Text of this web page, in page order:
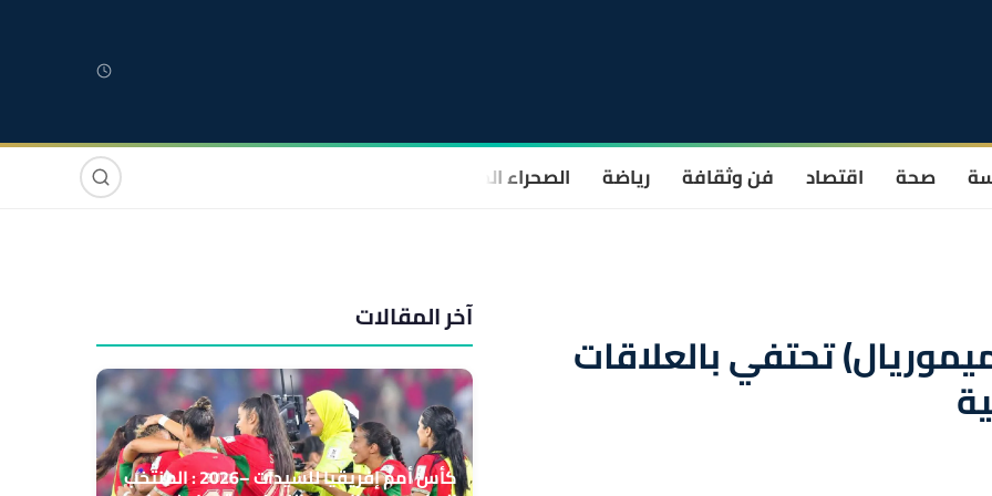
صحة اقتصاد فن وثقافة رياضة الصحراء المغربية صوت وصورة
تحتفي بالعلاقات
آخر المقالات
كأس أمم إفريقيا للسيدات –2026 : المنتخب